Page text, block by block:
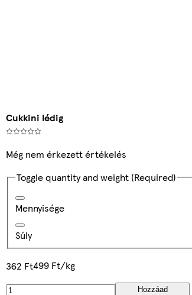
Cukkini lédig
Még nem érkezett értékelés
Toggle quantity and weight (Required)
Mennyisége
Súly
362 Ft499 Ft/kg
Hozzáad